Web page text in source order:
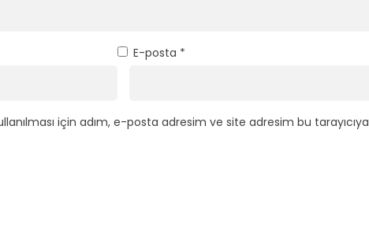
E-posta *
için adım, e-posta adresim ve site adresim bu tarayıcıya